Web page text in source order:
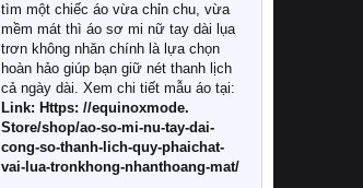
1. Tại sao các gia đình hiện đại lại ưa
chuộng chăn ga gối đệm cao cấp?
Khác với các dòng sản phẩm thông
thường, những bộ chăn ga gối đệm
cao cấp trải qua quy trình sản xuất
nghiêm ngặt từ khâu chọn lọc nguyên
liệu tự nhiên đến công nghệ dệt
nhuộm hiện đại không chứa hóa chất
tìm một chiếc áo vừa chỉn chu, vừa
mềm mát thì áo sơ mi nữ tay dài lụa
trơn không nhăn chính là lựa chọn
hoàn hảo giúp bạn giữ nét thanh lịch
cả ngày dài. Xem chi tiết mẫu áo tại:
Link: Https: //equinoxmode.
Store/shop/ao-so-mi-nu-tay-dai-
cong-so-thanh-lich-quy-phaichat-
vai-lua-tronkhong-nhanthoang-mat/